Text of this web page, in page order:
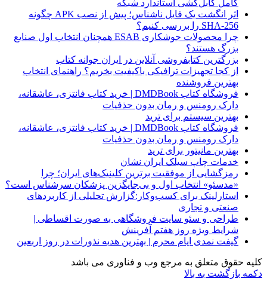
کامل کابل‌کشی استاندارد شبکه
اثر انگشت یک فایل ناشناس؛ پیش از نصب APK چگونه
SHA-256 را بررسی کنیم؟
چرا محصولات جوشکاری ESAB همچنان انتخاب اول صنایع
بزرگ هستند؟
بزرگترین کتابفروشی آنلاین در ایران جوانه کتاب
از کجا تجهیزات ترافیکی باکیفیت بخریم؟ راهنمای انتخاب
بهترین فروشنده
فروشگاه کتاب DMDBook | خرید کتاب فانتزی، عاشقانه،
دارک رومنس و رمان بدون حذفیات
بهترین سیستم برای ترید
فروشگاه کتاب DMDBook | خرید کتاب فانتزی، عاشقانه،
دارک رومنس و رمان بدون حذفیات
بهترین مانیتور برای ترید
خدمات چاپ سیلک ایران نشان
رمزگشایی از موفقیت برترین کلینیک‌های ایران؛ چرا
«مدسئو» انتخاب اول و بی‌جایگزین پزشکان سرشناس است؟
استارلینک برای کسب‌وکار:گزارش تحلیلی از کاربردهای
صنعتی و تجاری
طراحی و سئو سایت فروشگاهی به صورت اقساطی |
شرایط ویژه روز هفتم آفرینش
گیفت نمدی ایام محرم | بهترین هدیه نذورات در روز اربعین
کلیه حقوق متعلق به مرجع وب و فناوری می باشد
دکمه بازگشت به بالا